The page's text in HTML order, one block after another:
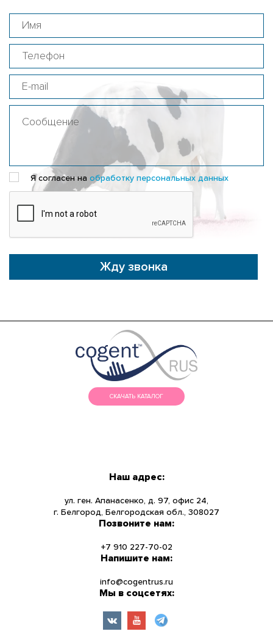
Я согласен на обработку персональных данных
Жду звонка
СКАЧАТЬ КАТАЛОГ
НОВОСТИ
УСЛУГИ
ИНФОРМАЦИЯ
КОНТАКТЫ
Наш адрес:
ул. ген. Апанасенко, д. 97, офис 24,
г. Белгород, Белгородская обл., 308027
Позвоните нам:
+7 910 227-70-02
Напишите нам:
info@cogentrus.ru
Мы в соцсетях: